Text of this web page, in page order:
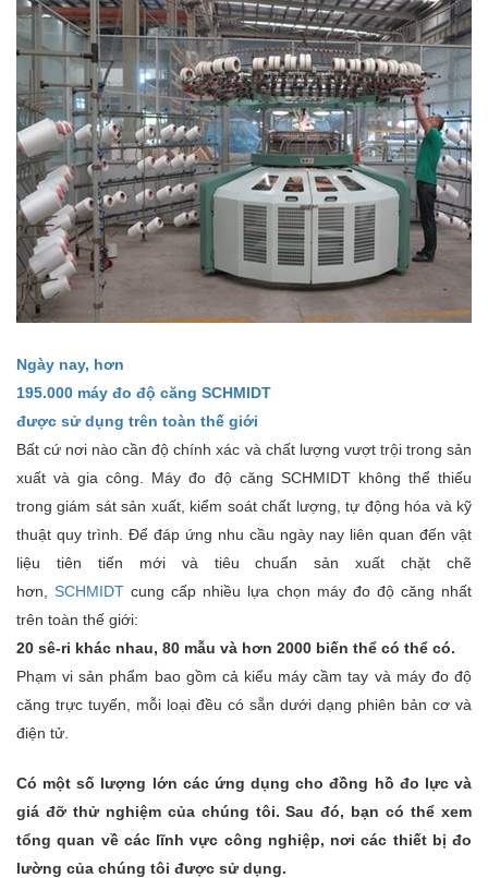
Ngày nay, hơn
195.000 máy đo độ căng SCHMIDT
được sử dụng trên toàn thế giới
Bất cứ nơi nào cần độ chính xác và chất lượng vượt trội trong sản
xuất và gia công. Máy đo độ căng SCHMIDT không thể thiếu
trong giám sát sản xuất, kiểm soát chất lượng, tự động hóa và kỹ
thuật quy trình. Để đáp ứng nhu cầu ngày nay liên quan đến vật
liệu tiên tiến mới và tiêu chuẩn sản xuất chặt chẽ
hơn,SCHMIDTcung cấp nhiều lựa chọn máy đo độ căng nhất
trên toàn thế giới:
20 sê-ri khác nhau, 80 mẫu và hơn 2000 biến thể có thể có.
Phạm vi sản phẩm bao gồm cả kiểu máy cầm tay và máy đo độ
căng trực tuyến, mỗi loại đều có sẵn dưới dạng phiên bản cơ và
điện tử.
Có một số lượng lớn các ứng dụng cho đồng hồ đo lực và
giá đỡ thử nghiệm của chúng tôi. Sau đó, bạn có thể xem
tổng quan về các lĩnh vực công nghiệp, nơi các thiết bị đo
lường của chúng tôi được sử dụng.